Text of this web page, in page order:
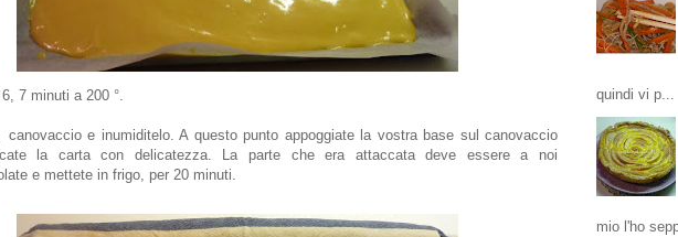
7 minuti a 200 °.
canovaccio e inumiditelo. A questo punto appoggiate la vostra base sul canovaccio
la carta con delicatezza. La parte che era attaccata deve essere a noi
e mettete in frigo, per 20 minuti.
quindi vi p...
mio l'ho